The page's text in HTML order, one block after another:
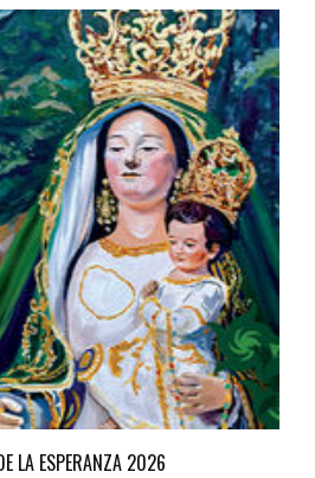
LA ESPERANZA 2026